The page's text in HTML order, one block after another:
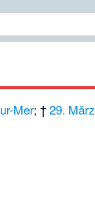
Mer; †29. März